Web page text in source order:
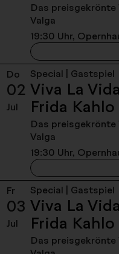
Das preisgekrönte
Valga
19:30 Uhr,
Do
02
Jul
Special | Gastspiel
Viva La
Frida Kahlo
Das preisgekrönte
Valga
19:30 Uhr,
Fr
03
Jul
Special | Gastspiel
Viva La
Frida Kahlo
Das preisgekrönte